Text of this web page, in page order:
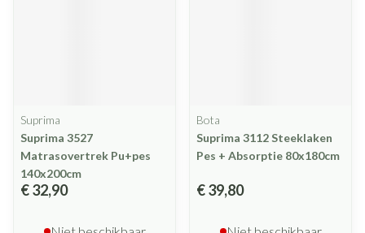
Suprima
Suprima 3527
Matrasovertrek Pu+pes
140x200cm
€ 32,90
Bota
Suprima 3112 Steeklaken
Pes + Absorptie 80x180cm
€ 39,80